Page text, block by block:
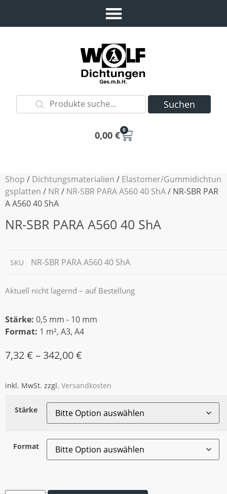
Suchen
0,00 € 0
Shop / Dichtungsmaterialien / Elastomer/Gummidichtun
gsplatten / NR/ NR-SBR PARA A560 40 ShA/ NR-SBR PAR
A A560 40 ShA
NR-SBR PARA A560 40 ShA
SKU NR-SBR PARA A560 40 ShA
Aktuell nicht lagernd – auf Bestellung
Stärke: 0,5 mm - 10 mm
Format: 1 m², A3, A4
7,32€ – 342,00€
inkl. MwSt. zzgl. Versandkosten
Stärke
Format